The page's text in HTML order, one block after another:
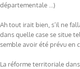
départementale …)
Ah tout irait bien, s’il ne
dans quelle case se situe
semble avoir été prévu en
La réforme territoriale